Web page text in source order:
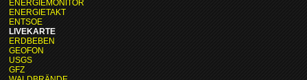
ENERGIEMONITOR
ENERGIETAKT
ENTSOE
LIVEKARTE
ERDBEBEN
GEOFON
USGS
GFZ